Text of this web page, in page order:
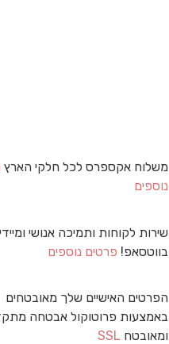
משלוח אקספרס לכל חלקי הארץ
נוספים
שירות לקוחות ותמיכה אנושי ומיידי
בווטסאפ! פרטים נוספים
הפרטים האישיים שלך מאובטחים
באמצעות פרוטוקול אבטחה
ומאובטח SSL